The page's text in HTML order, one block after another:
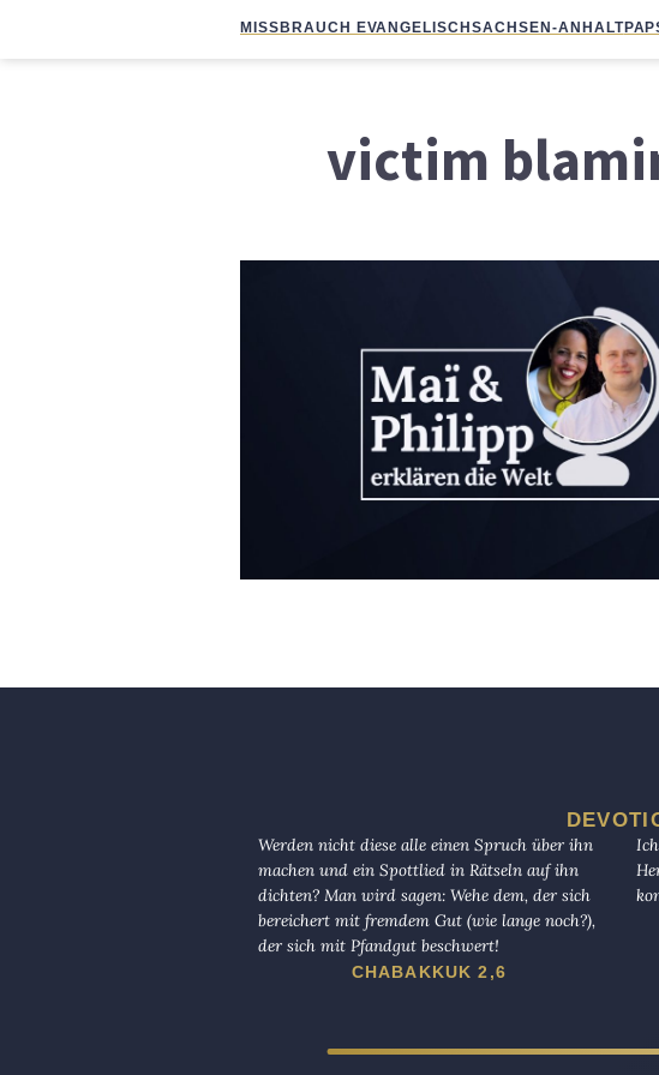
MISSBRAUCH EVANGELISCHSACHSEN-ANHALT
victim
Werden nicht diese alle einen Spruch über ihn
machen und ein Spottlied in Rätseln auf ihn
dichten? Man wird sagen: Wehe dem, der sich
bereichert mit fremdem Gut (wie lange noch?),
der sich mit Pfandgut beschwert!
CHABAKKUK 2,6